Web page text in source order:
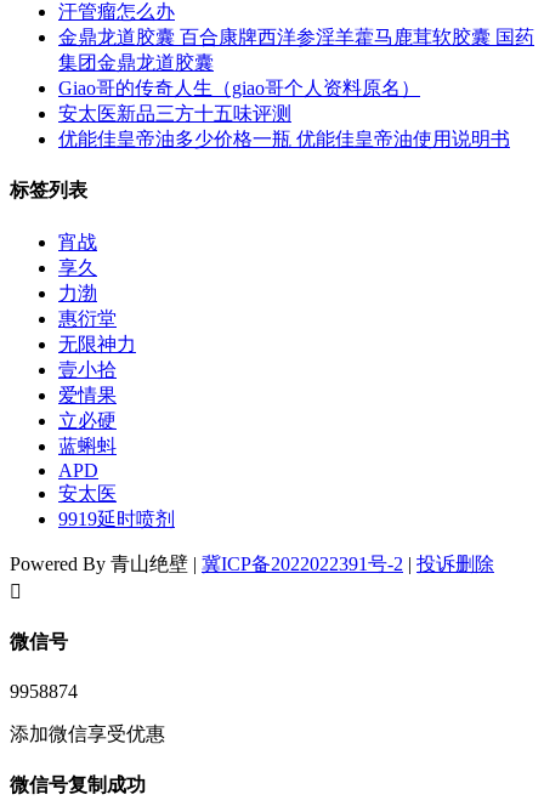
汗管瘤怎么办
金鼎龙道胶囊 百合康牌西洋参淫羊藿马鹿茸软胶囊 国药
集团金鼎龙道胶囊
Giao哥的传奇人生（giao哥个人资料原名）
安太医新品三方十五味评测
优能佳皇帝油多少价格一瓶 优能佳皇帝油使用说明书
标签列表
宵战
享久
力渤
惠衍堂
无限神力
壹小拾
爱情果
立必硬
蓝蝌蚪
APD
安太医
9919延时喷剂
Powered By 青山绝壁 | 冀ICP备2022022391号-2 | 投诉删除
󦘖
微信号
9958874
添加微信享受优惠
微信号复制成功